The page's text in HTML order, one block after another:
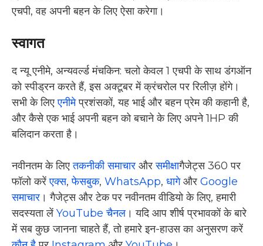
एचपी, वह अपनी बहन के लिए ऐसा करेगा।
स्वागत
द न्यू एनीमे, अन्यवर्ल्ड मंचकिन: चलो केवल 1 एचपी के साथ डंगऑन
को स्पीड्रन करते हैं, इस अक्टूबर में क्रंचरोल पर रिलीज़ होंगे।
सभी के लिएएनीमेप्रशंसकों, यह भाई और बहन प्रेम की कहानी है,
और कैसे एक भाई अपनी बहन को बचाने के लिए अपने 1HP की
बलिदान करता है।
नवीनतम के लिएतकनीकी समाचार औरसमीक्षागैजेट्स 360 पर
फॉलो करेंएक्स,फेसबुक, WhatsApp, धागेऔर Google
समाचार । गैजेट्स और टेक पर नवीनतम वीडियो के लिए, हमारी
सदस्यता लें YouTube चैनल । यदि आप शीर्ष प्रभावकों के बारे
में सब कुछ जानना चाहते हैं, तो हमारे इन-हाउस का अनुसरण करें